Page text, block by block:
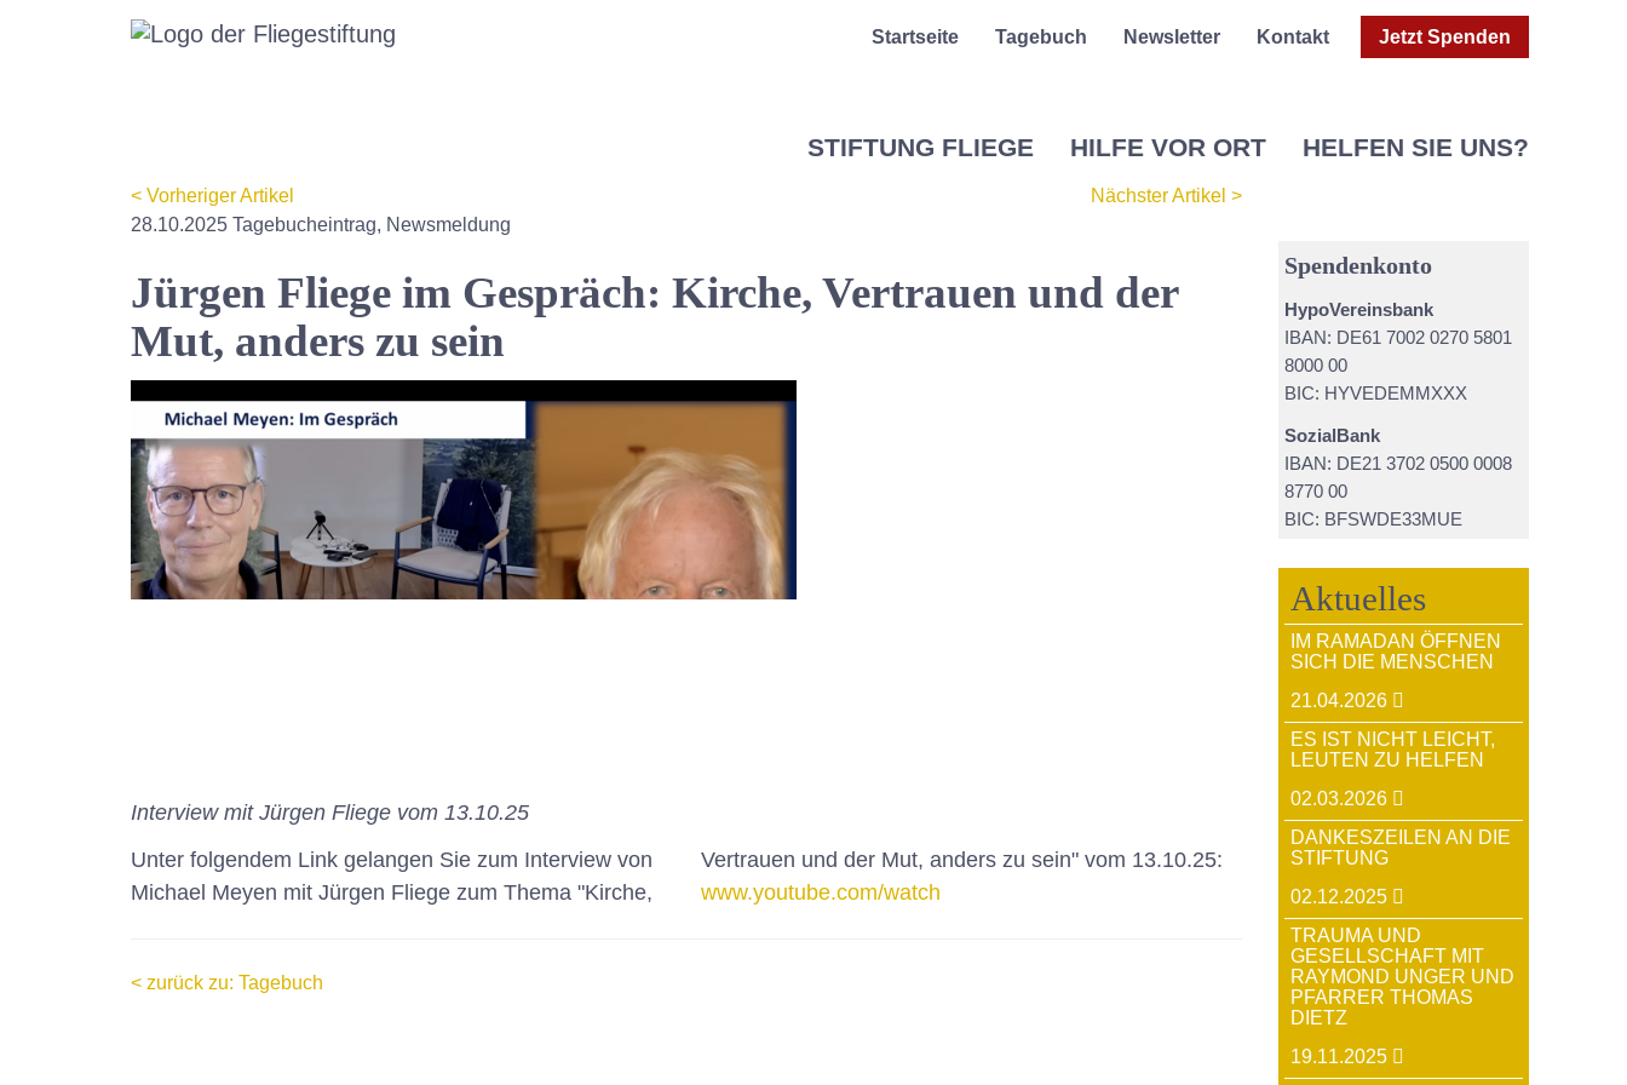
Startseite Tagebuch Newsletter Kontakt Jetzt Spenden
STIFTUNG FLIEGE HILFE VOR ORT HELFEN SIE UNS?
Nächster Artikel >
< Vorheriger Artikel
28.10.2025 Tagebucheintrag, Newsmeldung
Jürgen Fliege im Gespräch: Kirche, Vertrauen und der
Mut, anders zu sein
Interview mit Jürgen Fliege vom 13.10.25
Unter folgendem Link gelangen Sie zum Interview von
Michael Meyen mit Jürgen Fliege zum Thema "Kirche,
Vertrauen und der Mut, anders zu sein" vom 13.10.25:
www.youtube.com/watch
< zurück zu: Tagebuch
Spendenkonto
HypoVereinsbank
IBAN: DE61 7002 0270 5801
8000 00
BIC: HYVEDEMMXXX
SozialBank
IBAN: DE21 3702 0500 0008
8770 00
BIC: BFSWDE33MUE
Aktuelles
IM RAMADAN ÖFFNEN
SICH DIE MENSCHEN
21.04.2026
ES IST NICHT LEICHT,
LEUTEN ZU HELFEN
02.03.2026
DANKESZEILEN AN DIE
STIFTUNG
02.12.2025
TRAUMA UND
GESELLSCHAFT MIT
RAYMOND UNGER UND
PFARRER THOMAS
DIETZ
19.11.2025